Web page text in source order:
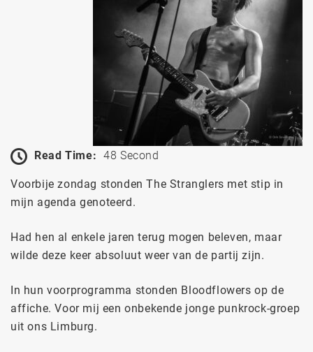
Read Time: 48 Second
Voorbije zondag stonden The Stranglers met stip in
mijn agenda genoteerd.
Had hen al enkele jaren terug mogen beleven, maar
wilde deze keer absoluut weer van de partij zijn.
In hun voorprogramma stonden Bloodflowers op de
affiche. Voor mij een onbekende jonge punkrock-groep
uit ons Limburg.